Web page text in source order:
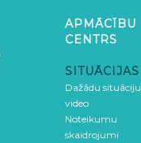
APMĀCĪBU
CENTRS
SITUĀCIJAS
Dažādu situāciju
video
Noteikumu
skaidrojumi